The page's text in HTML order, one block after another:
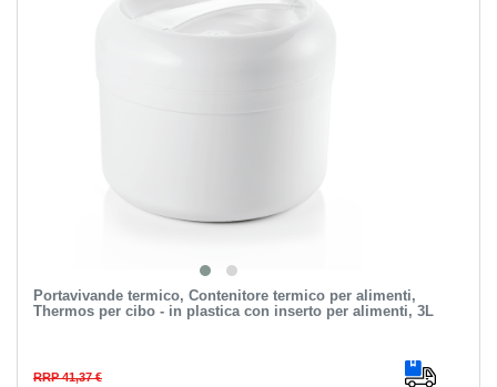
Portavivande termico, Contenitore termico per alimenti,
Thermos per cibo - in plastica con inserto per alimenti, 3L
RRP 41,37 €